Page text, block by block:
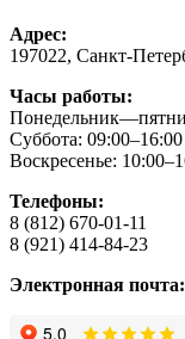
Адрес:
197022, Санкт-
Часы работы:
Суббота: 09:00–16:00
Воскресенье:
Телефоны:
8 (812) 670-01-11
8 (921) 414-84-23
Электронная почта: